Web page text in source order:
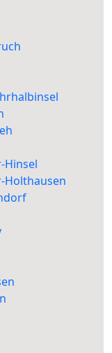
Hinsel
Holthausen